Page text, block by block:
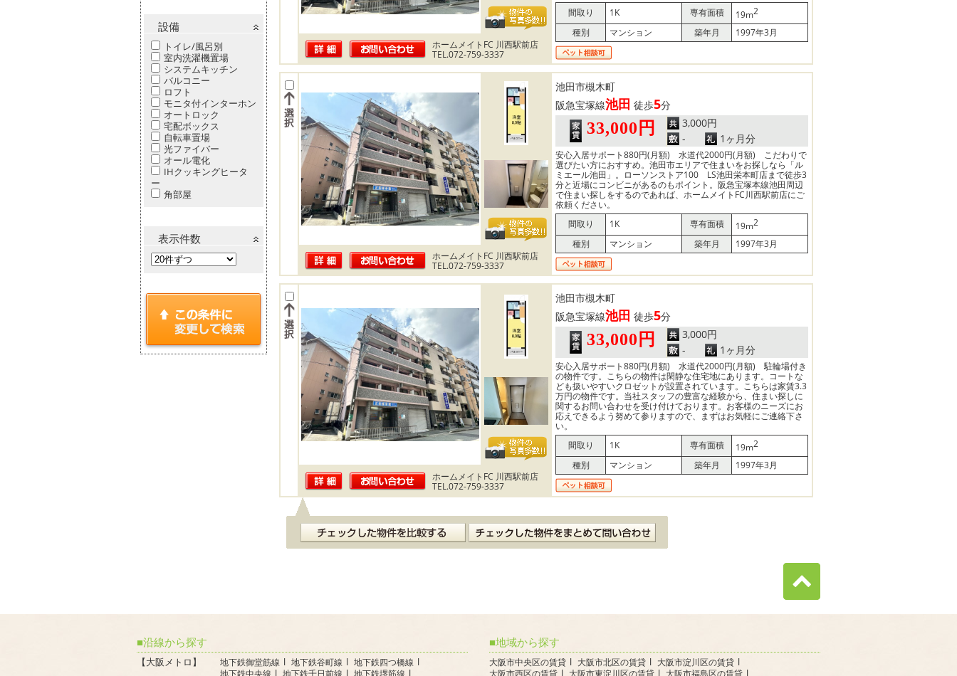
設備
トイレ/風呂別
室内洗濯機置場
システムキッチン
バルコニー
ロフト
モニタ付インターホン
オートロック
宅配ボックス
自転車置場
光ファイバー
オール電化
IHクッキングヒータ
ー
角部屋
表示件数
間取り
1K 専有面積 19m2
種別
マンション 築年月
1997年3月
ホームメイトFC 川西駅前店
TEL.072-759-3337
池田市槻木町
阪急宝塚線池田 徒歩5分
33,000円
3,000円
-
1ヶ月分
安心入居サポート880円(月額) 水道代2000円(月額) こだわりで
選びたい方におすすめ。池田市エリアで住まいをお探しなら「ル
ミエール池田」。ローソンストア100 LS池田栄本町店まで徒歩3
分と近場にコンビニがあるのもポイント。阪急宝塚本線池田周辺
で住まい探しをするのであれば、ホームメイトFC川西駅前店にご
依頼ください。
間取り
1K 専有面積 19m2
種別
マンション 築年月
1997年3月
ホームメイトFC 川西駅前店
TEL.072-759-3337
池田市槻木町
阪急宝塚線池田 徒歩5分
33,000円
3,000円
-
1ヶ月分
安心入居サポート880円(月額) 水道代2000円(月額) 駐輪場付き
の物件です。こちらの物件は閑静な住宅地にあります。コートな
ども扱いやすいクロゼットが設置されています。こちらは家賃3.3
万円の物件です。当社スタッフの豊富な経験から、住まい探しに
関するお問い合わせを受け付けております。お客様のニーズにお
応えできるよう努めて参りますので、まずはお気軽にご連絡下さ
い。
間取り
1K 専有面積 19m2
種別
マンション 築年月
1997年3月
ホームメイトFC 川西駅前店
TEL.072-759-3337
沿線から探す
【大阪メトロ】 地下鉄御堂筋線 地下鉄谷町線
地下鉄四つ橋線
地下鉄中央線
地下鉄千日前線 地下鉄堺筋線
地域から探す
大阪市中央区の賃貸 大阪市北区の賃貸
大阪市淀川区の賃貸
大阪市西区の賃貸
大阪市東淀川区の賃貸 大阪市福島区の賃貸